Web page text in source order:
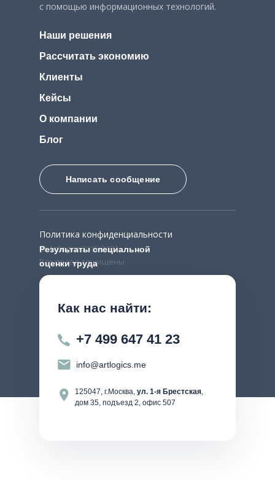
с помощью информационных технологий.
Наши решения
Клиенты
Кейсы
О компании
Блог
Написать сообщение
Политика конфиденциальности
© Artlogics 2015-2022,
Все права защищены
Результаты специальной
оценки труда
Рассчитать экономию
Как нас найти:
+7 499 647 41 23
info@artlogics.me
125047, г.Москва, ул. 1-я Брестская,
дом 35, подъезд 2, офис 507